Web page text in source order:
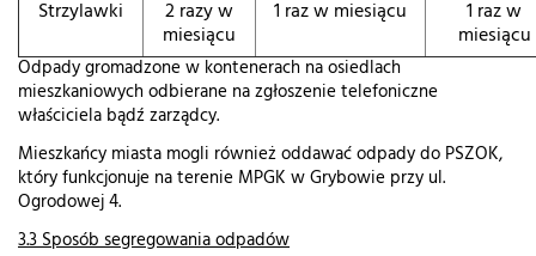
Strzylawki
2 razy w
miesiącu
1 raz w miesiącu 1 raz w
miesiącu
Odpady gromadzone w kontenerach na osiedlach
mieszkaniowych odbierane na zgłoszenie telefoniczne
właściciela bądź zarządcy.
Mieszkańcy miasta mogli również oddawać odpady do PSZOK,
który funkcjonuje na terenie MPGK w Grybowie przy ul.
Ogrodowej 4.
3.3 Sposób segregowania odpadów